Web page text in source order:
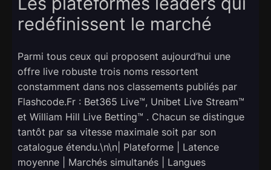
redéfinissent le marché
Parmi tous ceux qui proposent aujourd’hui une
offre live robuste trois noms ressortent
constamment dans nos classements publiés par
Flashcode.Fr : Bet365 Live™, Unibet Live Stream™
et William Hill Live Betting™ . Chacun se distingue
tantôt par sa vitesse maximale soit par son
catalogue étendu.\n\n| Plateforme | Latence
moyenne | Marchés simultanés | Langues